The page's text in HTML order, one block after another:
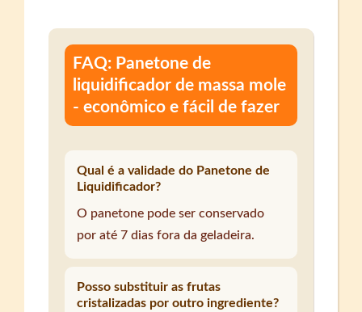
FAQ: Panetone de
liquidificador de massa mole
- econômico e fácil de fazer
Qual é a validade do Panetone de
Liquidificador?
O panetone pode ser conservado
por até 7 dias fora da geladeira.
Posso substituir as frutas
cristalizadas por outro ingrediente?